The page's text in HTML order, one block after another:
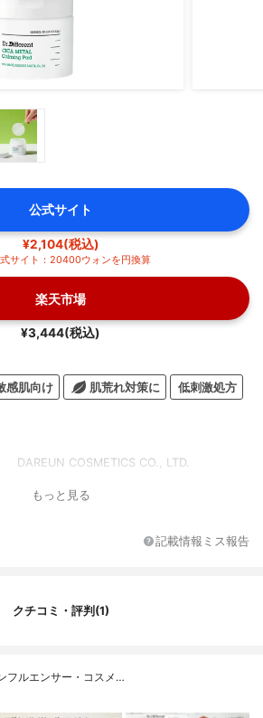
公式サイト
¥2,104(税込)
サイト：20400ウォンを円換算
楽天市場
¥3,444(税込)
感肌向け 肌荒れ対策に 低刺激処方
DAREUN COSMETICS CO., LTD.
もっと見る
記載情報ミス報告
クチコミ・評判(1)
フルエンサー・コスメ…